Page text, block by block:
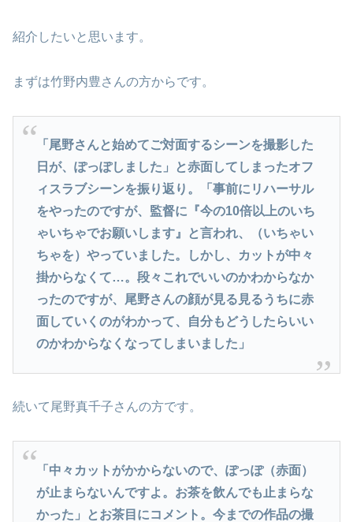
紹介したいと思います。
まずは竹野内豊さんの方からです。
「尾野さんと始めてご対面するシーンを撮影した
日が、ぽっぽしました」と赤面してしまったオフ
ィスラブシーンを振り返り。「事前にリハーサル
をやったのですが、監督に『今の10倍以上のいち
ゃいちゃでお願いします』と言われ、（いちゃい
ちゃを）やっていました。しかし、カットが中々
掛からなくて…。段々これでいいのかわからなか
ったのですが、尾野さんの顔が見る見るうちに赤
面していくのがわかって、自分もどうしたらいい
のかわからなくなってしまいました」
続いて尾野真千子さんの方です。
「中々カットがかからないので、ぽっぽ（赤面）
が止まらないんですよ。お茶を飲んでも止まらな
かった」とお茶目にコメント。今までの作品の撮